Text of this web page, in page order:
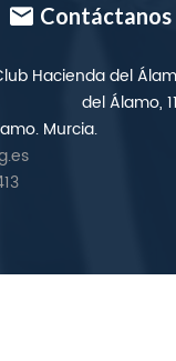
Contáctanos
Hacienda del
del Álamo, 11
Murcia.